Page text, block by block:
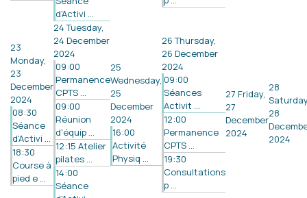
d'Activi ...
23
Monday,
23
December
2024
08:30
Séance
d'Activi ...
18:30
Course à
pied e ...
24 Tuesday,
24 December
2024
09:00
Permanence
CPTS ...
09:00
Réunion
d'équip ...
12:15 Atelier
pilates ...
14:00
Séance
25
Wednesday,
25
December
2024
16:00
Activité
Physiq ...
26 Thursday,
26 December
2024
09:00
Séances
Activit ...
12:00
Permanence
CPTS ...
19:30
Consultations
p ...
27 Friday,
27
December
2024
28
28
2024